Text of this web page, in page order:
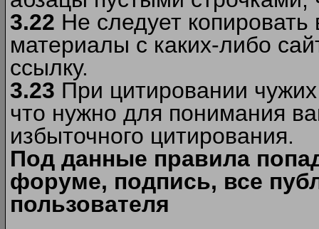
3.22 Не следует
материалы c каких-либо
ссылку.
3.23 При цитировании
что нужно для понимания
избыточного цитирования.
Под данные правила
форуме, подпись, все
пользователя